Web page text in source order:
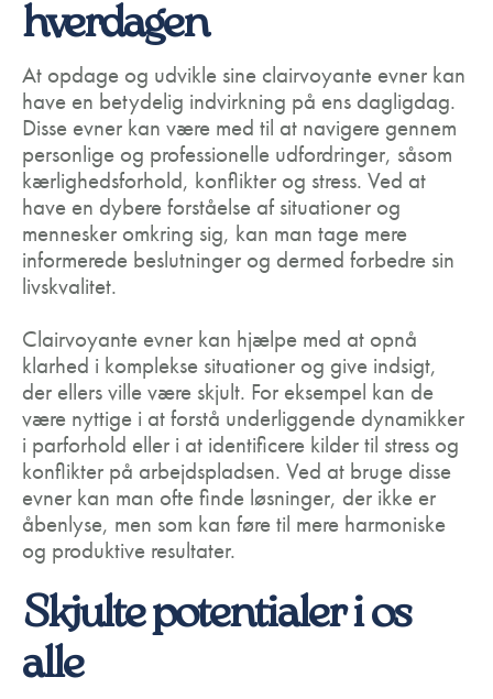
hverdagen
At opdage og udvikle sine clairvoyante evner kan
have en betydelig indvirkning på ens dagligdag.
Disse evner kan være med til at navigere gennem
personlige og professionelle udfordringer, såsom
kærlighedsforhold, konflikter og stress. Ved at
have en dybere forståelse af situationer og
mennesker omkring sig, kan man tage mere
informerede beslutninger og dermed forbedre sin
livskvalitet.
Clairvoyante evner kan hjælpe med at opnå
klarhed i komplekse situationer og give indsigt,
der ellers ville være skjult. For eksempel kan de
være nyttige i at forstå underliggende dynamikker
i parforhold eller i at identificere kilder til stress og
konflikter på arbejdspladsen. Ved at bruge disse
evner kan man ofte finde løsninger, der ikke er
åbenlyse, men som kan føre til mere harmoniske
og produktive resultater.
Skjulte potentialer i os
alle